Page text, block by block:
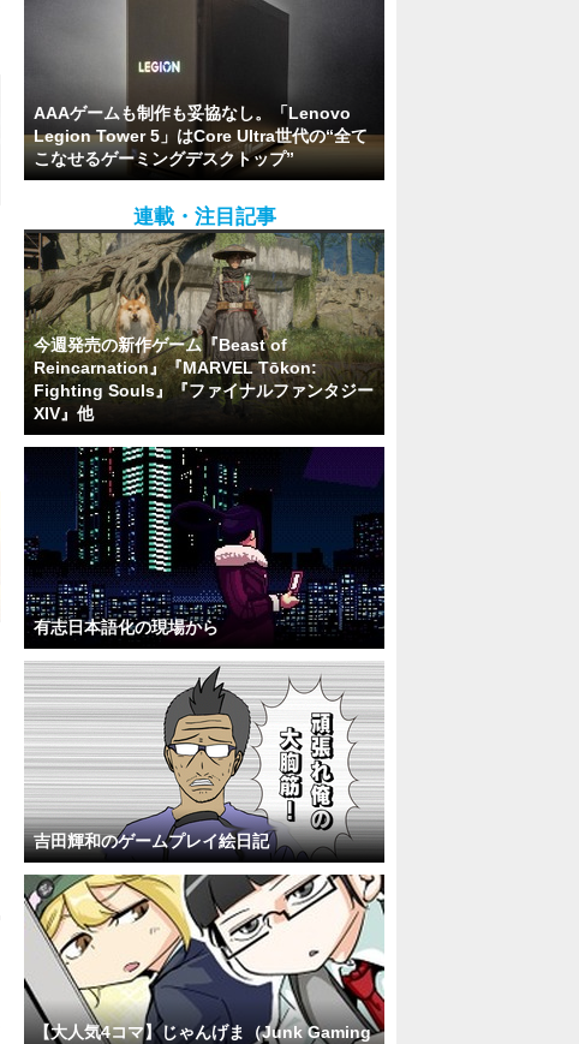
AAAゲームも制作も妥協なし。「Lenovo
Legion Tower 5」はCore Ultra世代の“全て
こなせるゲーミングデスクトップ”
連載・注目記事
今週発売の新作ゲーム『Beast of
Reincarnation』『MARVEL Tōkon:
Fighting Souls』『ファイナルファンタジー
XIV』他
有志日本語化の現場から
吉田輝和のゲームプレイ絵日記
【大人気4コマ】じゃんげま（Junk Gaming